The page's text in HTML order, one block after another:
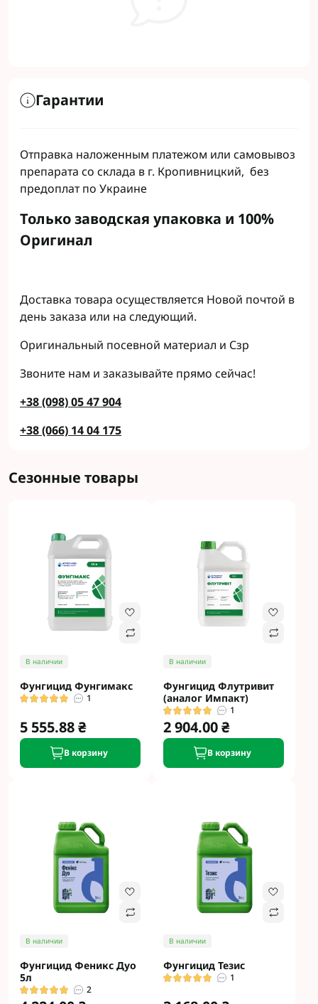
Гарантии
Отправка наложенным платежом или самовывоз
препарата со склада в г. Кропивницкий, без
предоплат по Украине
Только заводская упаковка и 100%
Оригинал
Доставка товара осуществляется Новой почтой в
день заказа или на следующий.
Оригинальный посевной материал и Сзр
Звоните нам и заказывайте прямо сейчас!
+38 (098) 05 47 904
+38 (066) 14 04 175
Сезонные товары
В наличии
Фунгицид Фунгимакс
1
5 555.88 ₴
В корзину
В наличии
Фунгицид Флутривит
(аналог Импакт)
1
2 904.00 ₴
В корзину
В наличии
Фунгицид Феникс Дуо
5л
2
В наличии
Фунгицид Тезис
1